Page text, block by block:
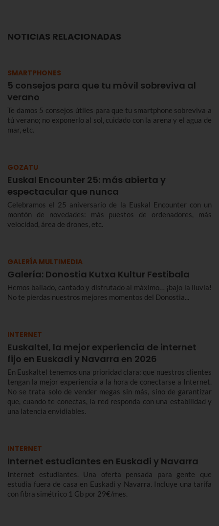
NOTICIAS RELACIONADAS
SMARTPHONES
5 consejos para que tu móvil sobreviva al
verano
Te damos 5 consejos útiles para que tu smartphone sobreviva a
tú verano; no exponerlo al sol, cuidado con la arena y el agua de
mar, etc.
GOZATU
Euskal Encounter 25: más abierta y
espectacular que nunca
Celebramos el 25 aniversario de la Euskal Encounter con un
montón de novedades: más puestos de ordenadores, más
velocidad, área de drones, etc.
GALERÍA MULTIMEDIA
Galería: Donostia Kutxa Kultur Festibala
Hemos bailado, cantado y disfrutado al máximo… ¡bajo la lluvia!
No te pierdas nuestros mejores momentos del Donostia...
INTERNET
Euskaltel, la mejor experiencia de internet
fijo en Euskadi y Navarra en 2026
En Euskaltel tenemos una prioridad clara: que nuestros clientes
tengan la mejor experiencia a la hora de conectarse a Internet.
No se trata solo de vender megas sin más, sino de garantizar
que, cuando te conectas, la red responda con una estabilidad y
una latencia envidiables.
INTERNET
Internet estudiantes en Euskadi y Navarra
Internet estudiantes. Una oferta pensada para gente que
estudia fuera de casa en Euskadi y Navarra. Incluye una tarifa
con fibra simétrico 1 Gb por 29€/mes.